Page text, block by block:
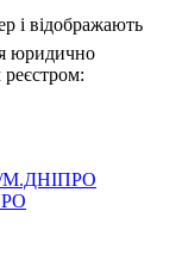
і відображають
юридично